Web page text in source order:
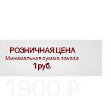
РОЗНИЧНАЯ ЦЕНА
Минимальная сумма заказа
1 руб.